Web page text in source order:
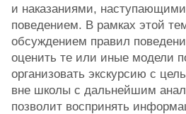
и наказаниями,
поведением. В рамках этой
обсуждением правил
оценить те или иные модели
организовать экскурсию с
вне школы с дальнейшим
позволит воспринять